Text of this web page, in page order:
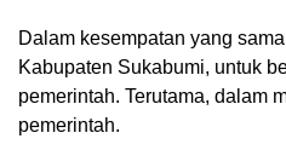
Dalam kesempatan yang
Kabupaten Sukabumi, untuk
pemerintah. Terutama, dalam
pemerintah.